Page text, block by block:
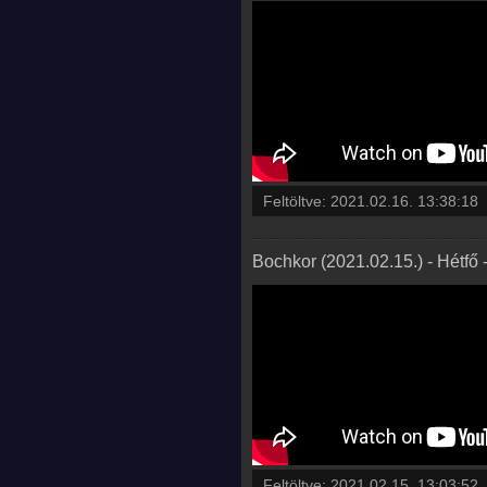
Feltöltve: 2021.02.16. 13:38:18
Bochkor (2021.02.15.) - Hétfő